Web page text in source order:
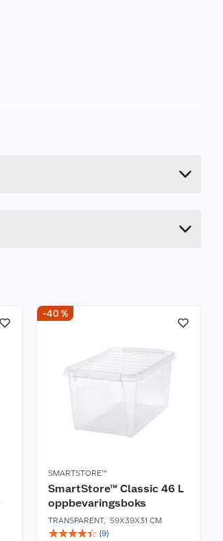
-40 %
SMARTSTORE™
SmartStore™ Classic 46 L
oppbevaringsboks
TRANSPARENT, 59X39X31 CM
☆☆☆☆☆ (9)